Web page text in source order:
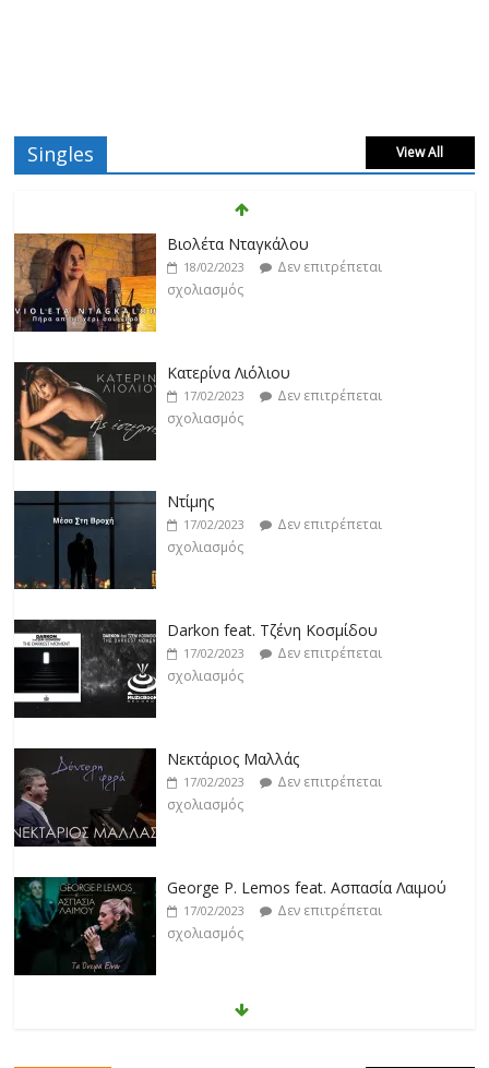
Singles View All
Βιολέτα Νταγκάλου
18/02/2023
Δεν επιτρέπεται
σχολιασμός
Κατερίνα Λιόλιου
17/02/2023
Δεν επιτρέπεται
σχολιασμός
Ντίμης
17/02/2023
Δεν επιτρέπεται
σχολιασμός
Darkon feat. Τζένη Κοσμίδου
17/02/2023
Δεν επιτρέπεται
σχολιασμός
Νεκτάριος Μαλλάς
17/02/2023
Δεν επιτρέπεται
σχολιασμός
George P. Lemos feat. Ασπασία Λαιμού
17/02/2023
Δεν επιτρέπεται
σχολιασμός
Μάριος Δαρβίρας